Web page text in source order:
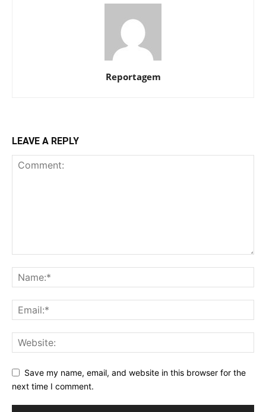
Reportagem
LEAVE A REPLY
Save my name, email, and website in this browser for the
next time I comment.